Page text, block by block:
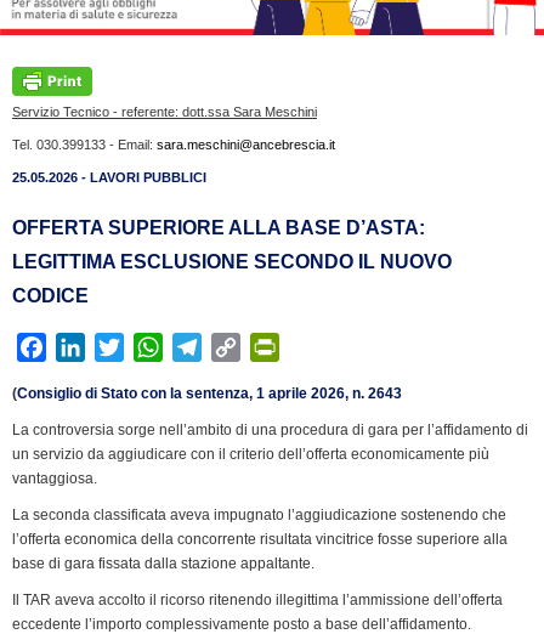
Servizio Tecnico - referente: dott.ssa Sara Meschini
Tel. 030.399133 - Email: sara.meschini@ancebrescia.it
25.05.2026 - LAVORI PUBBLICI
OFFERTA SUPERIORE ALLA BASE D’ASTA:
LEGITTIMA ESCLUSIONE SECONDO IL NUOVO
CODICE
c
e
b
o
o
k
n
k
e
I
n
i
t
t
r
W
a
t
s
p
p
l
e
g
a
m
C
p
y
L
n
k
i
n
t
r
i
n
(Consiglio di Stato con la sentenza, 1 aprile 2026, n. 2643
La controversia sorge nell’ambito di una procedura di gara per l’affidamento di
un servizio da aggiudicare con il criterio dell’offerta economicamente più
vantaggiosa.
La seconda classificata aveva impugnato l’aggiudicazione sostenendo che
l’offerta economica della concorrente risultata vincitrice fosse superiore alla
base di gara fissata dalla stazione appaltante.
Il TAR aveva accolto il ricorso ritenendo illegittima l’ammissione dell’offerta
eccedente l’importo complessivamente posto a base dell’affidamento.